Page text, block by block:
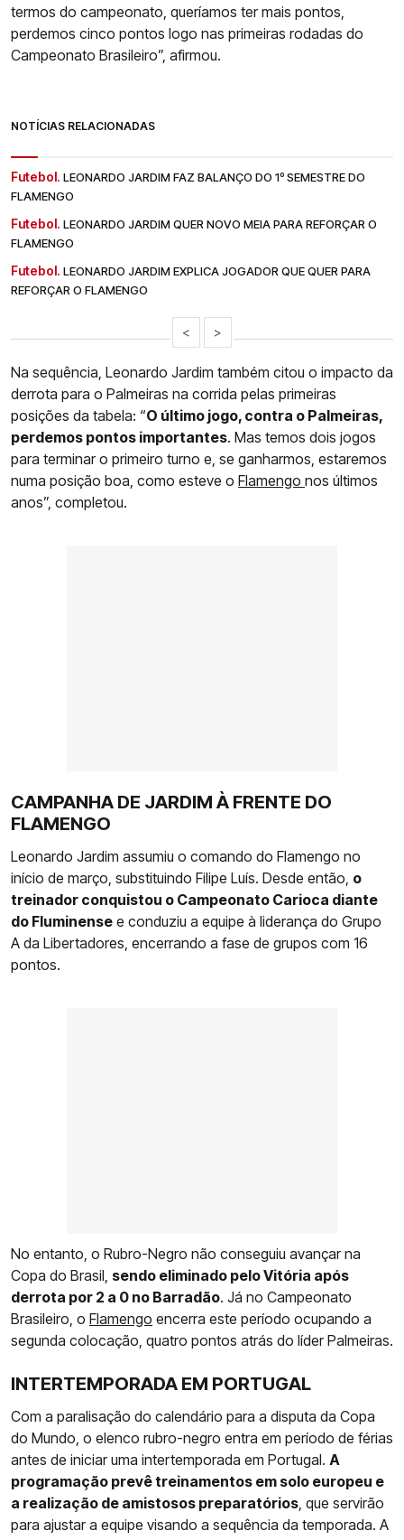
termos do campeonato, queríamos ter mais pontos,
perdemos cinco pontos logo nas primeiras rodadas do
Campeonato Brasileiro”, afirmou.
NOTÍCIAS RELACIONADAS
Futebol. LEONARDO JARDIM FAZ BALANÇO DO 1º SEMESTRE DO
FLAMENGO
Futebol. LEONARDO JARDIM QUER NOVO MEIA PARA REFORÇAR O
FLAMENGO
Futebol. LEONARDO JARDIM EXPLICA JOGADOR QUE QUER PARA
REFORÇAR O FLAMENGO
< >
Na sequência, Leonardo Jardim também citou o impacto da
derrota para o Palmeiras na corrida pelas primeiras
posições da tabela: “O último jogo, contra o Palmeiras,
perdemos pontos importantes. Mas temos dois jogos
para terminar o primeiro turno e, se ganharmos, estaremos
numa posição boa, como esteve o Flamengo nos últimos
anos”, completou.
CAMPANHA DE JARDIM À FRENTE DO
FLAMENGO
Leonardo Jardim assumiu o comando do Flamengo no
início de março, substituindo Filipe Luís. Desde então, o
treinador conquistou o Campeonato Carioca diante
do Fluminense e conduziu a equipe à liderança do Grupo
A da Libertadores, encerrando a fase de grupos com 16
pontos.
No entanto, o Rubro-Negro não conseguiu avançar na
Copa do Brasil, sendo eliminado pelo Vitória após
derrota por 2 a 0 no Barradão. Já no Campeonato
Brasileiro, o Flamengo encerra este período ocupando a
segunda colocação, quatro pontos atrás do líder Palmeiras.
INTERTEMPORADA EM PORTUGAL
Com a paralisação do calendário para a disputa da Copa
do Mundo, o elenco rubro-negro entra em período de férias
antes de iniciar uma intertemporada em Portugal. A
programação prevê treinamentos em solo europeu e
a realização de amistosos preparatórios , que servirão
para ajustar a equipe visando a sequência da temporada. A